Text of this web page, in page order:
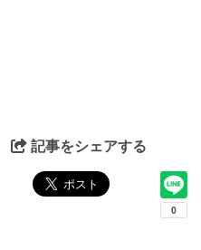
記事をシェアする